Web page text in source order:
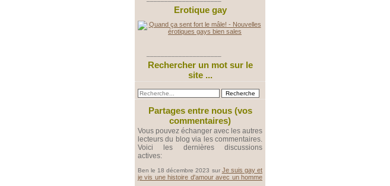
Erotique gay
Rechercher un mot sur le
site ...
Partages entre nous (vos
commentaires)
Vous pouvez échanger avec les autres
lecteurs du blog via les commentaires.
Voici les dernières discussions
actives:
Ben le 18 décembre 2023 sur Je suis gay et
je vis une histoire d'amour avec un homme